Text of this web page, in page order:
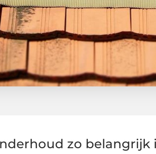
zo belangrijk